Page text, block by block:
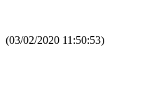
(03/02/2020 11:50:53)